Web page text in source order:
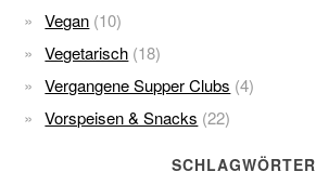
Vegan (10)
Vegetarisch (18)
Vergangene Supper Clubs (4)
Vorspeisen & Snacks (22)
SCHLAGWÖRTER